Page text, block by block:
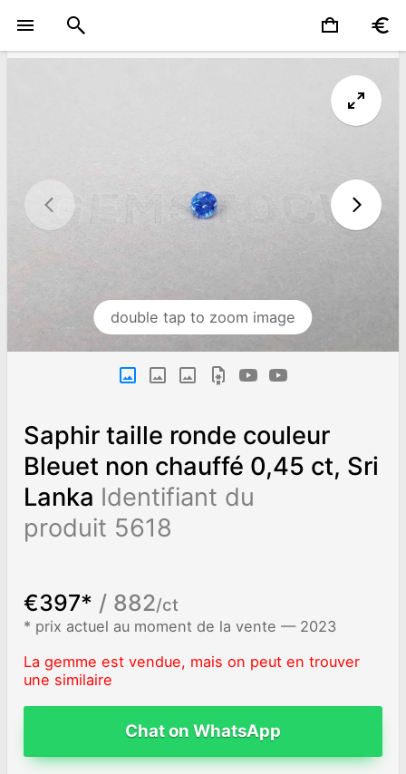
double tap to zoom image
Saphir taille ronde couleur
Bleuet non chauffé 0,45 ct, Sri
Lanka Identifiant du
produit 5618
€397* / 882/ct
* prix actuel au moment de la vente — 2023
La gemme est vendue, mais on peut en trouver
une similaire
Chat on WhatsApp